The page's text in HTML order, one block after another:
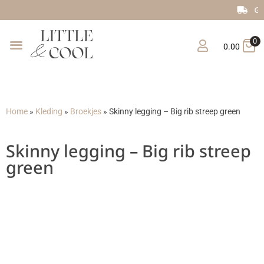
Gratis verzending vanaf €150
0.00
0
Home » Kleding » Broekjes » Skinny legging – Big rib streep green
Skinny legging – Big rib streep
green